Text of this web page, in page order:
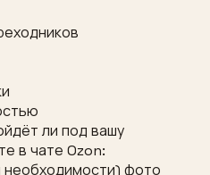
ли под вашу
в чате Ozon:
необходимости) фото